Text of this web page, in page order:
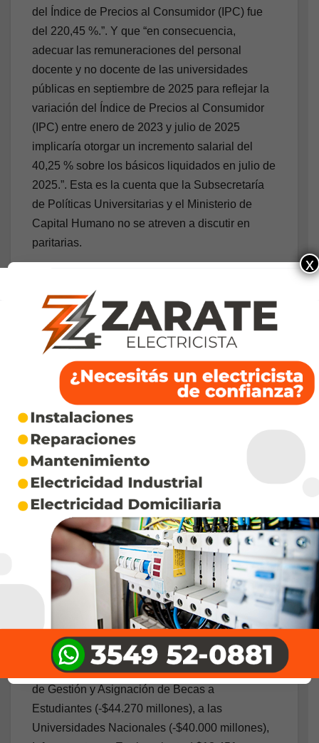
del Índice de Precios al Consumidor (IPC) fue
del 220,45 %.”. Y que “en consecuencia,
adecuar las remuneraciones del personal
docente y no docente de las universidades
públicas en septiembre de 2025 para reflejar la
variación del Índice de Precios al Consumidor
(IPC) entre enero de 2023 y julio de 2025
implicaría otorgar un incremento salarial del
40,25 % sobre los básicos liquidados en julio de
2025.”. Esta es la cuenta que la Subsecretaría
de Políticas Universitarias y el Ministerio de
Capital Humano no se atreven a discutir en
paritarias.
reconocer la deuda con las y los trabajadores
de las universidades, sino para intentar
demostrar que la Ley no se puede implementar
sin poner en riesgo la política fiscal del
gobierno, enmascarando en un argumento
técnico la decisión política de desfinanciar a la
universidad y a otros sectores del Estado que
deben asegurar derechos y bienestar a la
población, mientras se asignan recursos a las
áreas que cumplen funciones represivas, se
protege al capital financiero, y se garantiza
impunidad a la más escandalosa corrupción de
la casta que habita la Casa Rosada y sus
empresarios amigos.
Entretanto, el 11 de septiembre se publicó en el
Boletín Oficial la Decisión Administrativa (DA)
Nº 23/25, por el cual se dispone un recorte en el
presupuesto de la Secretaría de Educación por
$120.033 millones. El ajuste afecta el programa
de Gestión y Asignación de Becas a
Estudiantes (-$44.270 millones), a las
Universidades Nacionales (-$40.000 millones),
x